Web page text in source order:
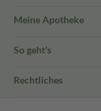
Meine Apotheke
So geht's
Rechtliches